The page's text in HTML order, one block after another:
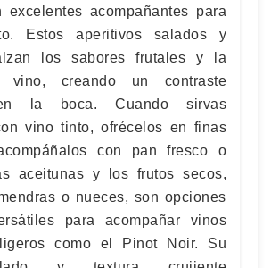
excelentes acompañantes para
Estos aperitivos salados y
los sabores frutales y la
vino, creando un contraste
la boca. Cuando sirvas
vino tinto, ofrécelos en finas
con pan fresco o
aceitunas y los frutos secos,
o nueces, son opciones
para acompañar vinos
como el Pinot Noir. Su